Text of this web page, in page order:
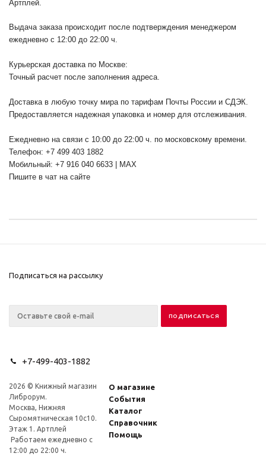
Артплей.
Выдача заказа происходит после подтверждения менеджером
ежедневно с 12:00 до 22:00 ч.
Курьерская доставка по Москве:
Точный расчет после заполнения адреса.
Доставка в любую точку мира по тарифам Почты России и СДЭК.
Предоставляется надежная упаковка и номер для отслеживания.
Ежедневно на связи с 10:00 до 22:00 ч. по московскому времени.
Телефон: +7 499 403 1882
Мобильный: +7 916 040 6633 | MAX
Пишите в чат на сайте
Подписаться на рассылку
+7-499-403-1882
2026 © Книжный магазин
Либрорум.
Москва, Нижняя
Сыромятническая 10с10.
Этаж 1. Артплей
Работаем ежедневно с
12:00 до 22:00 ч.
О магазине
События
Каталог
Справочник
Помощь